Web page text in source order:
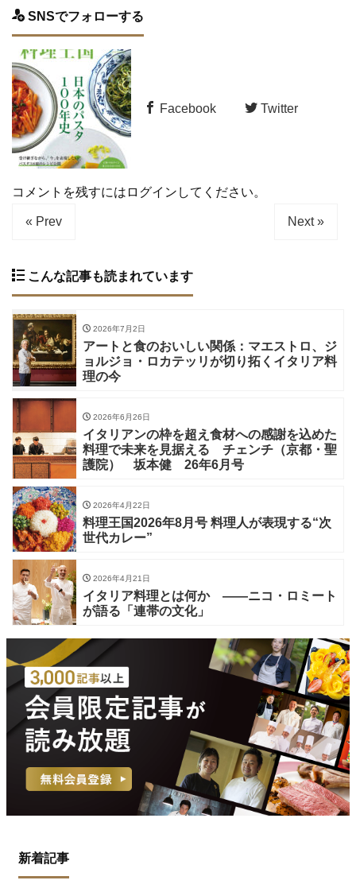
SNSでフォローする
Facebook Twitter
コメントを残すにはログインしてください。
« Prev Next »
こんな記事も読まれています
2026年7月2日
アートと食のおいしい関係：マエストロ、ジ
ョルジョ・ロカテッリが切り拓くイタリア料
理の今
2026年6月26日
イタリアンの枠を超え食材への感謝を込めた
料理で未来を見据える チェンチ（京都・聖
護院） 坂本健 26年6月号
2026年4月22日
料理王国2026年8月号 料理人が表現する“次
世代カレー”
2026年4月21日
イタリア料理とは何か ——ニコ・ロミート
が語る「連帯の文化」
新着記事